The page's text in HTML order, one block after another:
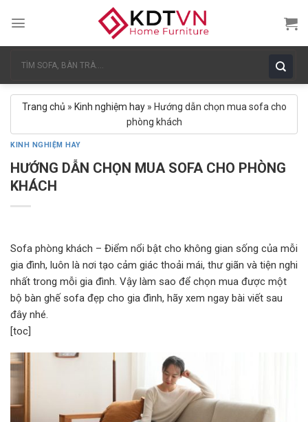
kiếm:
Trang chủ » Kinh nghiệm hay» Hướng dẫn chọn mua sofa cho
phòng khách
KINH NGHIỆM HAY
HƯỚNG DẪN CHỌN MUA SOFA CHO PHÒNG
KHÁCH
Sofa phòng khách – Điểm nổi bật cho không gian sống của mỗi
gia đình, luôn là nơi tạo cảm giác thoải mái, thư giãn và tiện nghi
nhất trong mỗi gia đình. Vậy làm sao để chọn mua được một
bộ bàn ghế sofa đẹp cho gia đình, hãy xem ngay bài viết sau
đây nhé.
[toc]